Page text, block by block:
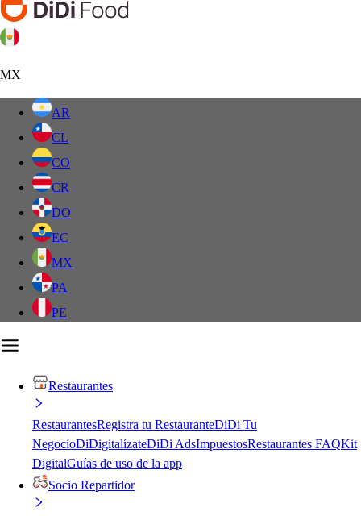
MX
AR
CL
CO
CR
DO
EC
MX
PA
PE
Restaurantes
RestaurantesRegistra tu RestauranteDiDi Tu
NegocioDiDigitalízateDiDi AdsImpuestosRestaurantes FAQKit
DigitalGuías de uso de la app
Socio Repartidor